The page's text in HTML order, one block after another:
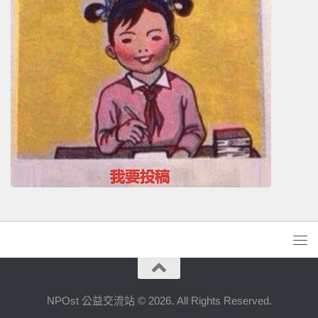
NPOst 公益交流站 © 2026. All Rights Reserved.